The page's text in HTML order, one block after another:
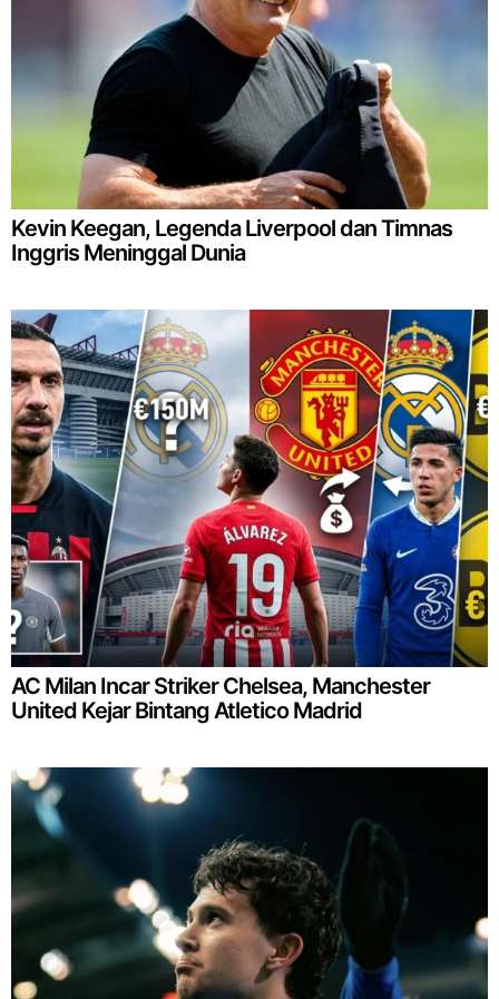
Kevin Keegan, Legenda Liverpool dan Timnas
Inggris Meninggal Dunia
AC Milan Incar Striker Chelsea, Manchester
United Kejar Bintang Atletico Madrid